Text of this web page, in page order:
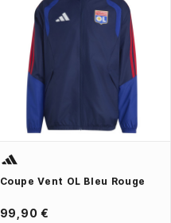
Coupe Vent OL Bleu Rouge
99,90 €